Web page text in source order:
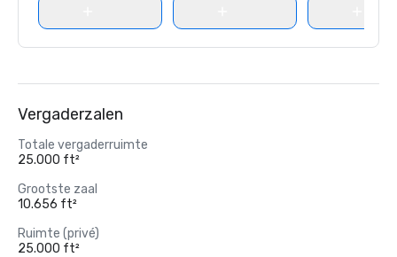
Vergaderzalen
Totale vergaderruimte
25.000 ft²
Grootste zaal
10.656 ft²
Ruimte (privé)
25.000 ft²